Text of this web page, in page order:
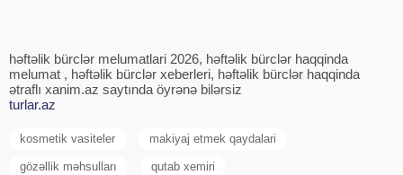
həftəlik bürclər melumatlari 2026, həftəlik bürclər haqqinda
melumat , həftəlik bürclər xeberleri, həftəlik bürclər haqqinda
ətraflı xanim.az saytında öyrənə bilərsiz
turlar.az
kosmetik vasiteler makiyaj etmek qaydalari
gözəllik məhsulları qutab xemiri